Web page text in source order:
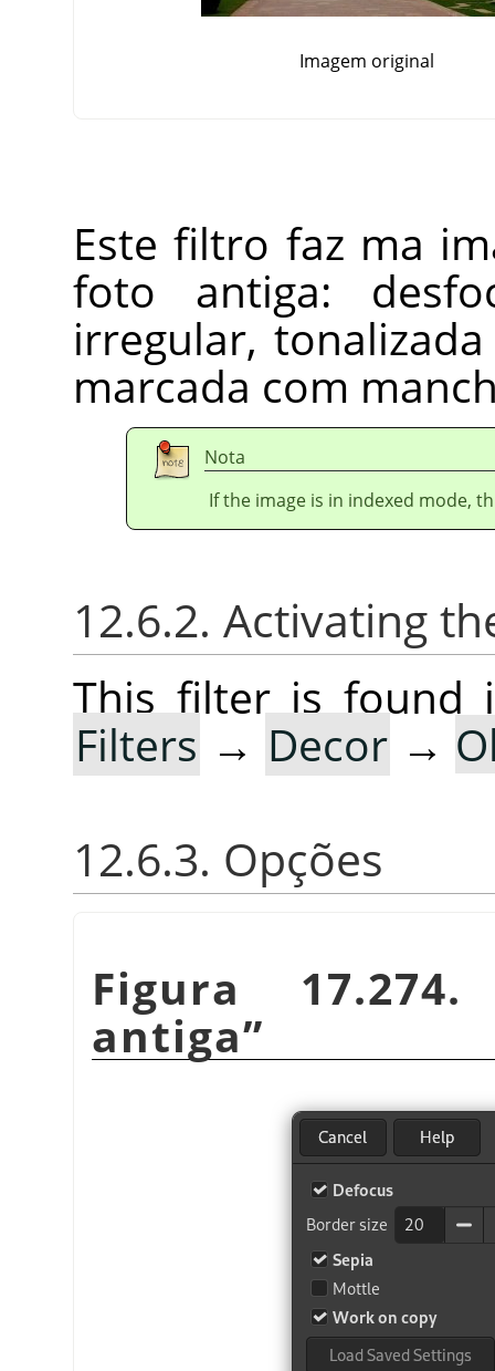
Imagem original
Este filtro faz ma
foto antiga:
irregular,
marcada com
Nota
If the image is in indexed mode,
12.6.2. Activating
This filter is found
Filters → Decor →
12.6.3. Opções
Figura
antiga”